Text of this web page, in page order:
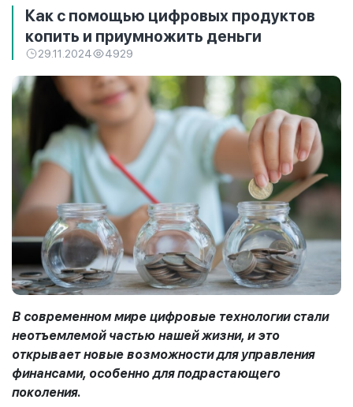
Как с помощью цифровых продуктов
копить и приумножить деньги
29.11.2024 4929
В современном мире цифровые технологии стали
неотъемлемой частью нашей жизни, и это
открывает новые возможности для управления
финансами, особенно дляподрастающего
поколения.